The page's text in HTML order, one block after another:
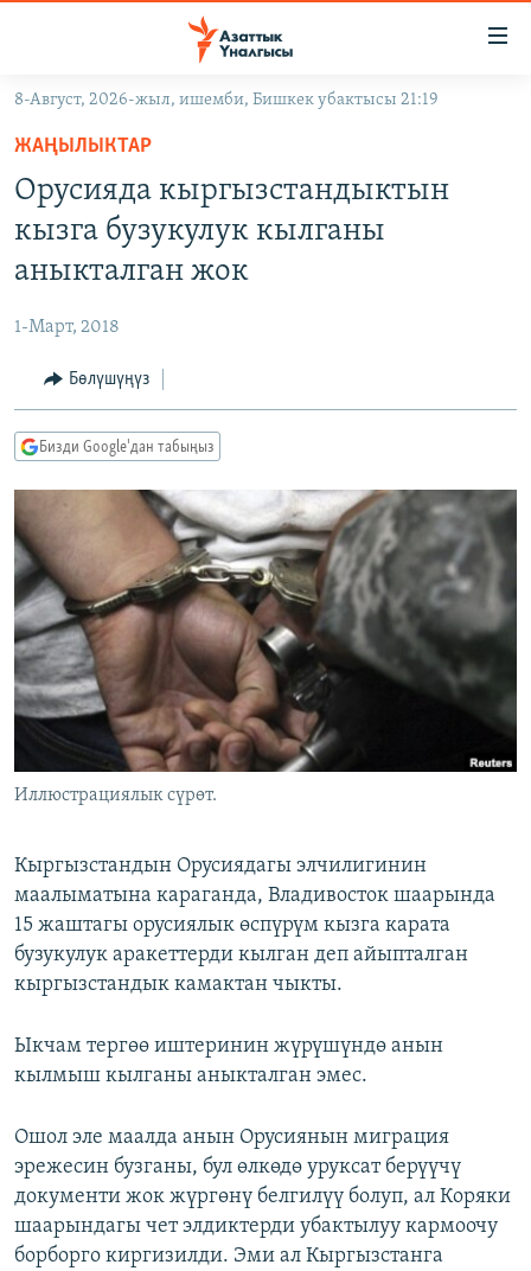
Навигацияга
өтүңүз
Издөөгө
салыңызКЫРГЫЗСТАН
МАДАНИЯТ
ДҮЙНӨ
ТВ ПРОГРАММАЛАР
БҮГҮН АЗАТТЫКТА
ДАНИСТЕ
ЭЖЕ-СИҢДИЛЕР
АЗАТТЫК+
ЫҢГАЙСЫЗ СУРООЛОР
ПОДКАСТ
Русский
ОНЛАЙН ШЕРИНЕ
ЭЕ/АРнун бардык сайттары
8-Август, 2026-жыл, ишемби, Бишкек убактысы 21:19
ЖАҢЫЛЫКТАР
Орусияда кыргызстандыктын
кызга бузукулук кылганы
аныкталган жок
1-Март, 2018
Бөлүшүңүз
Бизди Google'дан табыңыз
Иллюстрациялык сүрөт.
Кыргызстандын Орусиядагы элчилигинин
маалыматына караганда, Владивосток шаарында
15 жаштагы орусиялык өспүрүм кызга карата
бузукулук аракеттерди кылган деп айыпталган
кыргызстандык камактан чыкты.
Ыкчам тергөө иштеринин жүрүшүндө анын
кылмыш кылганы аныкталган эмес.
Ошол эле маалда анын Орусиянын миграция
эрежесин бузганы, бул өлкөдө уруксат берүүчү
документи жок жүргөнү белгилүү болуп, ал Коряки
шаарындагы чет элдиктерди убактылуу кармоочу
борборго киргизилди. Эми ал Кыргызстанга